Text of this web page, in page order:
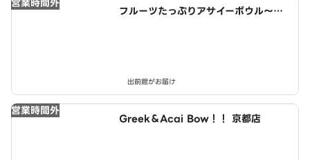
フルーツたっぷりアサイーボウル～ワ
出前館がお届け
営業時間外
Greek＆Acai Bow！！ 京都店